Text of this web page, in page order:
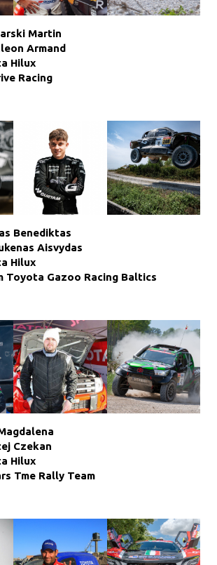
Martin
Armand
Hilux
Racing
Benediktas
Aisvydas
Hilux
Toyota Gazoo Racing Baltics
Czekan
Hilux
Tme Rally Team